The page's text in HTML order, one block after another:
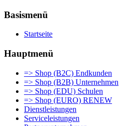
Basismenü
Startseite
Hauptmenü
=> Shop (B2C) Endkunden
=> Shop (B2B) Unternehmen
=> Shop (EDU) Schulen
=> Shop (EURO) RENEW
Dienstleistungen
Serviceleistungen